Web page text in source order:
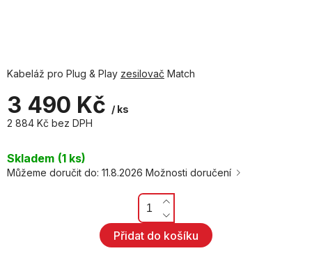
3 490 Kč / ks
2 884 Kč bez DPH
cena:
Skladem (1 ks)
Můžeme doručit do: 11.8.2026 Možnosti doručení
Přidat do košíku
Kabeláž pro Plug & Play zesilovač Match